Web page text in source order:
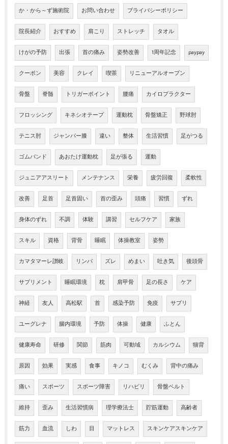
か・から～ず施術院 お問い合わせ プライバシーポリシー
院長紹介 おすすめ 肩こり ストレッチ タオル
けがの予防 出張 首の痛み 姿勢改善 1周年記念 paypay
クーポン 美容 クレイ 喫茶 リニューアルオープン
骨盤 脊髄 トリガーポイント 腰痛 カイロプラクター
フロッシング キネシオテープ 運動枕 骨盤矯正 野球肘
テニス肘 ジャンパー膝 違い 整体 生活習慣 足がつる
ゴムバンド あおたけ運動枕 足が張る 運動
ジュニアアスリート メンテナンス 栄養 疲労回復 柔軟性
改善 足首 足首固い 首の歪み 頭痛 習慣 ずれ
身体のずれ 不調 体験 講習 セルフケア 家族
スキル 資格 背骨 睡眠 体操教室 姿勢
カマタマーレ讃岐 リンパ ズレ めまい 吐き気 後頭骨
サプリメント 睡眠環境 枕 肩甲骨 足の長さ ケア
神経 友人 高松駅 首 感染予防 免疫 サプリ
ユーグレナ 腸内環境 予防 体操 健康 ふとん
健康寿命 研修 関節 筋肉 可動域 カルシウム 猫背
原因 効果 実感 食事 キノコ むくみ 背中の痛み
痛い スポーツ スポーツ障害 リハビリ 骨盤ベルト
維持 歪み 生活習慣病 理学療法士 貯筋運動 高齢者
筋力 血流 しわ 目 マットレス スキンケアスキンケア